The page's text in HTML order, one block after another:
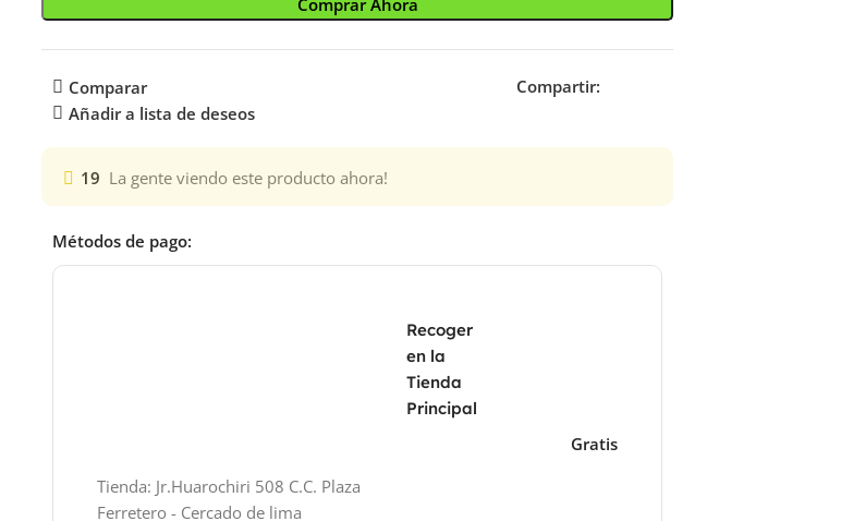
Comparar
Añadir a lista de deseos
Compartir:
19 La gente viendo este producto ahora!
Métodos de pago:
Recoger
en la
Tienda
Principal
Tienda: Jr.Huarochiri 508 C.C. Plaza
Ferretero - Cercado de lima
Gratis